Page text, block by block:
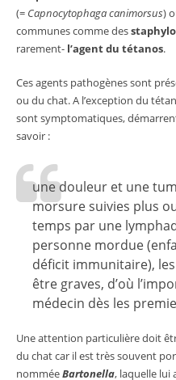
(= Capnocytophaga canimorsus)
communes comme des
rarement- l’agent du tétanos.
Ces agents pathogènes sont
ou du chat. A l’exception du
sont symptomatiques,
savoir :
une douleur et une
morsure suivies plus
temps par une
personne mordue
déficit immunitaire),
être graves, d’où
médecin dès les
Une attention particulière doit
du chat car il est très souvent
nomméeBartonella, laquelle lui